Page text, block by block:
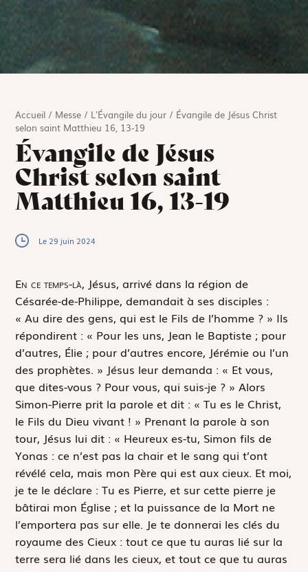
Accueil / Messe / L'Évangile du jour / Évangile de Jésus Christ
selon saint Matthieu 16, 13-19
Évangile de Jésus
Christ selon saint
Matthieu 16, 13-19
Le 29 juin 2024
En ce temps-là, Jésus, arrivé dans la région de
Césarée-de-Philippe, demandait à ses disciples :
« Au dire des gens, qui est le Fils de l’homme ? » Ils
répondirent : « Pour les uns, Jean le Baptiste ; pour
d’autres, Élie ; pour d’autres encore, Jérémie ou l’un
des prophètes. » Jésus leur demanda : « Et vous,
que dites-vous ? Pour vous, qui suis-je ? » Alors
Simon-Pierre prit la parole et dit : « Tu es le Christ,
le Fils du Dieu vivant ! » Prenant la parole à son
tour, Jésus lui dit : « Heureux es-tu, Simon fils de
Yonas : ce n’est pas la chair et le sang qui t’ont
révélé cela, mais mon Père qui est aux cieux. Et moi,
je te le déclare : Tu es Pierre, et sur cette pierre je
bâtirai mon Église ; et la puissance de la Mort ne
l’emportera pas sur elle. Je te donnerai les clés du
royaume des Cieux : tout ce que tu auras lié sur la
terre sera lié dans les cieux, et tout ce que tu auras